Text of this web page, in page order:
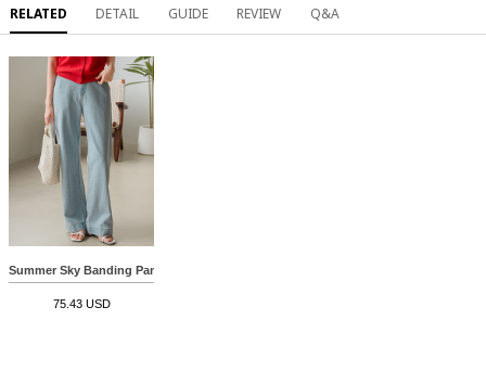
RELATED DETAIL GUIDE REVIEW Q&A
Summer Sky Banding Pants
75.43 USD